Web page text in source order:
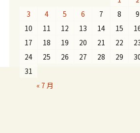
3
4 5 6 7 8
9
10
11 12 13 14 15
17
18 19 20 21 22
24
25 26 27 28 29
31
« 7 月